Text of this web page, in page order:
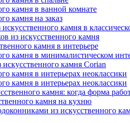
камня в ванной комнате
камня на заказ
камня в
из искусственного камня
камня в интерьере
камня в минималистическом
камня Corian
камня в интерьерах неоклассики
камня в интерьерах неоклассики
камня: когда форма
камня на кухню
из искусственного